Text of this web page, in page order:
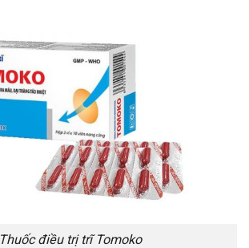
Thuốc điều trị trĩ Tomoko